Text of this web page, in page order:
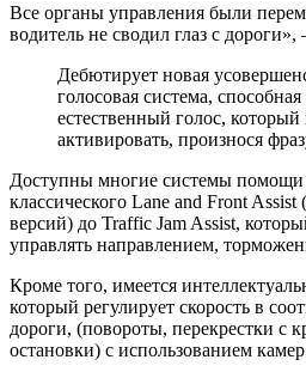
Все органы управления были
водитель не сводил глаз с
Дебютирует новая
голосовая система, способная
естественный голос,
активировать, произнося
Доступны многие системы помощи
классического Lane and Front Assist
версий) до Traffic Jam Assist,
управлять направлением,
Кроме того, имеется
который регулирует скорость в
дороги, (повороты, перекрестки с
остановки) с использованием